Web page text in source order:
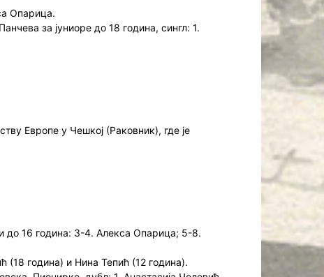
Опарица.
за јуниоре до 18 година, сингл: 1.
Европе у Чешкој (Раковник), где је
до 16 година: 3-4. Алекса Опарица; 5-8.
година) и Нина Тепић (12 година).